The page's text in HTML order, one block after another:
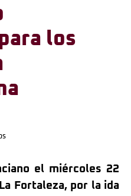
los
el miércoles 22
Fortaleza, por la ida